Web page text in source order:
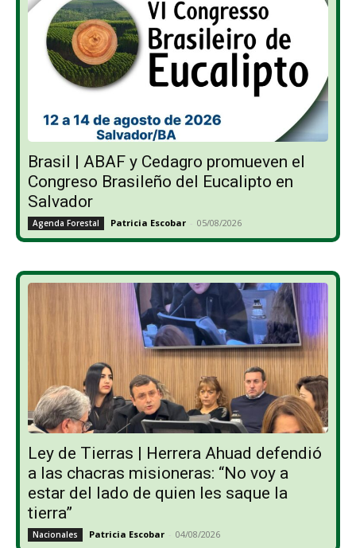
Brasil | ABAF y Cedagro promueven el
Congreso Brasileño del Eucalipto en
Salvador
Agenda Forestal Patricia Escobar - 05/08/2026
Ley de Tierras | Herrera Ahuad defendió
a las chacras misioneras: “No voy a
estar del lado de quien les saque la
tierra”
Nacionales Patricia Escobar - 04/08/2026